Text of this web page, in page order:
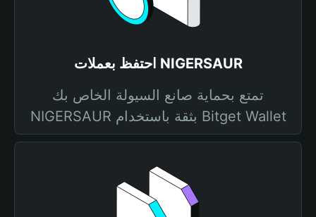
احتفظ بعملات NIGERSAUR
تمتع بحماية صانع السيولة الخاص بك
NIGERSAUR بثقة باستخدام Bitget Wallet